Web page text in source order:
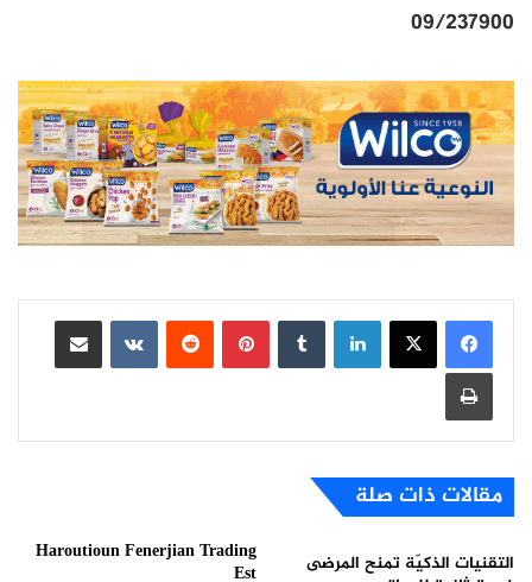
09/237900
لينكدإن بينتيريست
مشاركة عبر البريد
طباعة
مقالات ذات صلة
التقنيات الذكيّة تمنح المرضى
Haroutioun Fenerjian Trading
Est